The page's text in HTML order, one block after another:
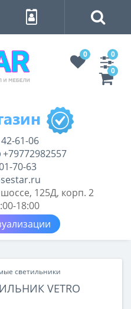
0
0
0
61-06
+79772982557
70-63
125Д, корп. 2
18:00
светильники
VETRO